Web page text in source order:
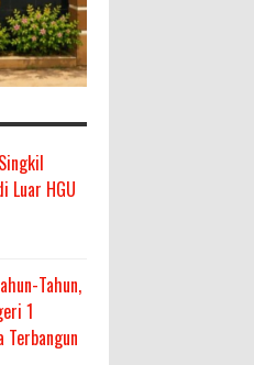
Luar HGU
Tahun,
1
Terbangun